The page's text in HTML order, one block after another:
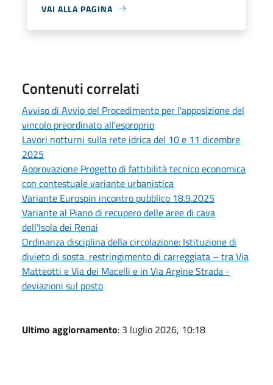
VAI ALLA PAGINA
Contenuti correlati
Avviso di Avvio del Procedimento per l'apposizione del
vincolo preordinato all'esproprio
Lavori notturni sulla rete idrica del 10 e 11 dicembre
2025
Approvazione Progetto di fattibilità tecnico economica
con contestuale variante urbanistica
Variante Eurospin incontro pubblico 18.9.2025
Variante al Piano di recupero delle aree di cava
dell’Isola dei Renai
Ordinanza disciplina della circolazione: Istituzione di
divieto di sosta, restringimento di carreggiata – tra Via
Matteotti e Via dei Macelli e in Via Argine Strada -
deviazioni sul posto
Ultimo aggiornamento: 3 luglio 2026, 10:18